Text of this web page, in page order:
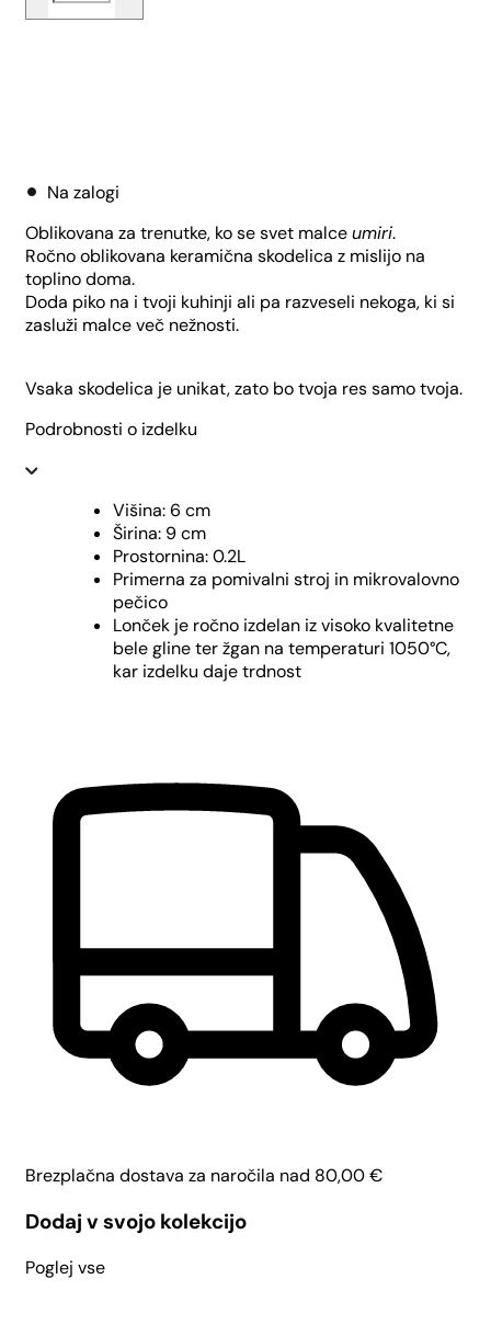
-
Na zalogi
Oblikovana za trenutke, ko se svet malceumiri.
Ročno oblikovana keramična skodelica z mislijo na
toplino doma.
Doda piko na i tvoji kuhinji ali pa razveseli nekoga, ki si
zasluži malce več nežnosti.
Vsaka skodelica je unikat, zato bo tvoja res samo tvoja.
Podrobnosti o izdelku
Višina: 6 cm
Širina: 9 cm
Prostornina: 0.2L
Primerna za pomivalni stroj in mikrovalovno
pečico
Lonček je ročno izdelan iz visoko kvalitetne
bele gline ter žgan na temperaturi 1050°C,
kar izdelku daje trdnost
Brezplačna dostava za naročila nad 80,00€
Dodaj v svojo kolekcijo
Poglej vse